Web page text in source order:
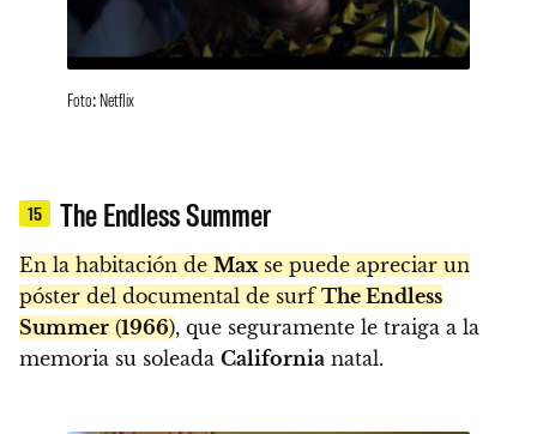
Foto: Netflix
15 The Endless Summer
En la habitación de Max se puede apreciar un
póster del documental de surf The Endless
Summer (1966), que seguramente le traiga a la
memoria su soleada California natal.